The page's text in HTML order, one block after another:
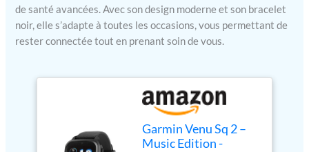
de santé avancées. Avec son design moderne et son bracelet
noir, elle s’adapte à toutes les occasions, vous permettant de
rester connectée tout en prenant soin de vous.
Garmin Venu Sq 2 –
Music Edition -